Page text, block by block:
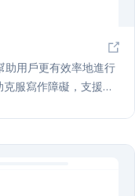
助用戶更有效率地進行
服寫作障礙，支援
文獻格式的引用功
、批量導入.bib文件的
出選項。Jenni AI 也提